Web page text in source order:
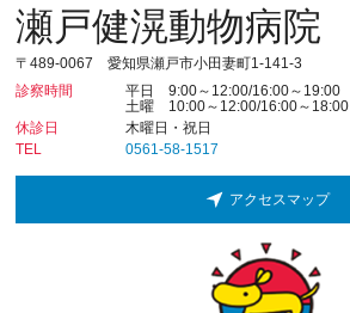
瀬戸健滉動物病院
〒489-0067 愛知県瀬戸市小田妻町1-141-3
診察時間
平日 9:00～12:00/16:00～19:00
土曜 10:00～12:00/16:00～18:00
休診日
木曜日・祝日
TEL
0561-58-1517
アクセスマップ